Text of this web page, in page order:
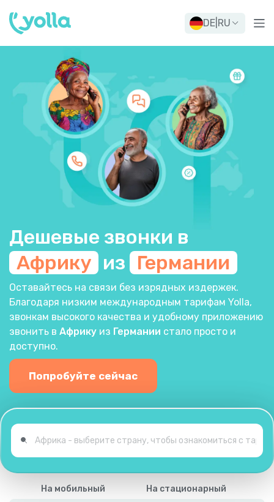
DE RU
Дешевые звонки в
Африку из Германии
Оставайтесь на связи без изрядных издержек.
Благодаря низким международным тарифам Yolla,
звонкам высокого качества и удобному приложению
звонить в Африку из Германии стало просто и
доступно.
Попробуйте сейчас
На мобильный
На стационарный